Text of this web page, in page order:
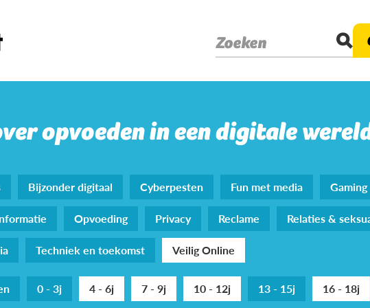
Zoeken
opvoeden in een digitale
Bijzonder digitaal Cyberpesten Fun met media Gaming
Opvoeding Privacy Reclame Relaties &
Techniek en toekomst Veilig Online
0 - 3j 4 - 6j 7 - 9j 10 - 12j 13 - 15j 16 - 18j